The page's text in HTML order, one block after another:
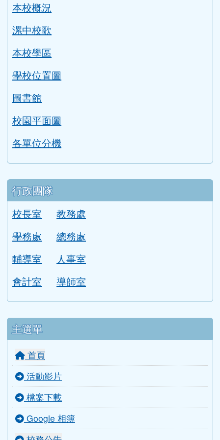
左邊區域內容
學校簡介
圖書館
校園平面圖
各單位分機
行政團隊
學務處
總務處
輔導室
人事室
會計室
主選單
首頁